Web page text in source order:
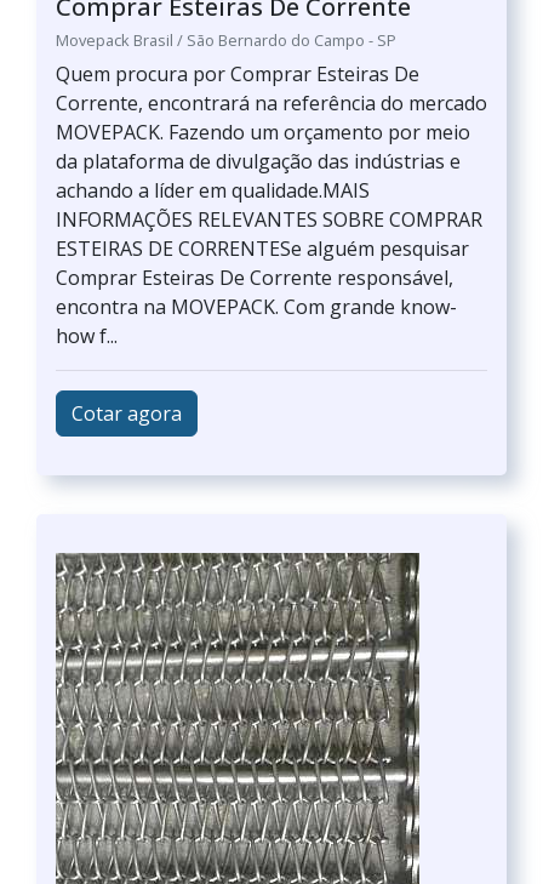
Comprar Esteiras De Corrente
Movepack Brasil / São Bernardo do Campo - SP
Quem procura por Comprar Esteiras De
Corrente, encontrará na referência do mercado
MOVEPACK. Fazendo um orçamento por meio
da plataforma de divulgação das indústrias e
achando a líder em qualidade.MAIS
INFORMAÇÕES RELEVANTES SOBRE COMPRAR
ESTEIRAS DE CORRENTESe alguém pesquisar
Comprar Esteiras De Corrente responsável,
encontra na MOVEPACK. Com grande know-
how f...
Cotar agora